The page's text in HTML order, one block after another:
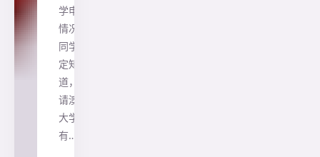
学申请
情况的
同学一
定知
道，申
请澳洲
大学
有…